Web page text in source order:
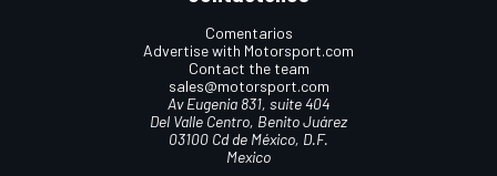
Comentarios
Advertise with Motorsport.com
Contact the team
sales@motorsport.com
Av Eugenia 831, suite 404
Del Valle Centro, Benito Juárez
03100 Cd de México, D.F.
Mexico